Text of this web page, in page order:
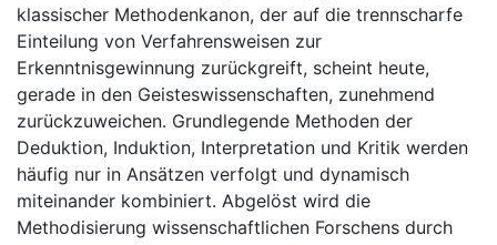
klassischer Methodenkanon, der auf die trennscharfe
Einteilung von Verfahrensweisen zur
Erkenntnisgewinnung zurückgreift, scheint heute,
gerade in den Geisteswissenschaften, zunehmend
zurückzuweichen. Grundlegende Methoden der
Deduktion, Induktion, Interpretation und Kritik werden
häufig nur in Ansätzen verfolgt und dynamisch
miteinander kombiniert. Abgelöst wird die
Methodisierung wissenschaftlichen Forschens durch